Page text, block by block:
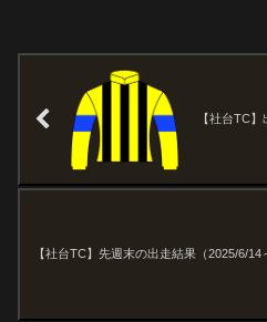
【社台TC
【社台TC】先週末の出走結果（2025/6/14